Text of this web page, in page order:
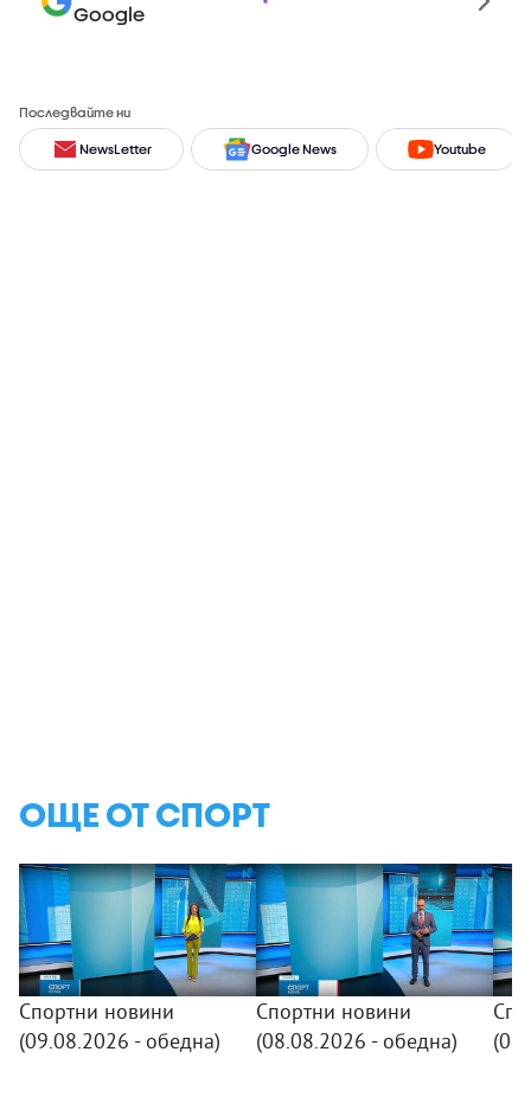
Google
Последвайте ни
NewsLetter Google News Youtube
ОЩЕ ОТ СПОРТ
Спортни новини
(09.08.2026 - обедна)
Спортни новини
(08.08.2026 - обедна)